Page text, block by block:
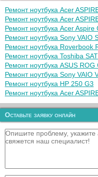
Ремонт ноутбука Acer
Ремонт ноутбука Acer
Ремонт ноутбука Acer
Ремонт ноутбука Sony VAIO
Ремонт ноутбука Roverbook
Ремонт ноутбука Toshiba
Ремонт ноутбука ASUS ROG
Ремонт ноутбука Sony VAIO
Ремонт ноутбука HP 250 G3
Ремонт ноутбука Acer
Оставьте заявку онлайн